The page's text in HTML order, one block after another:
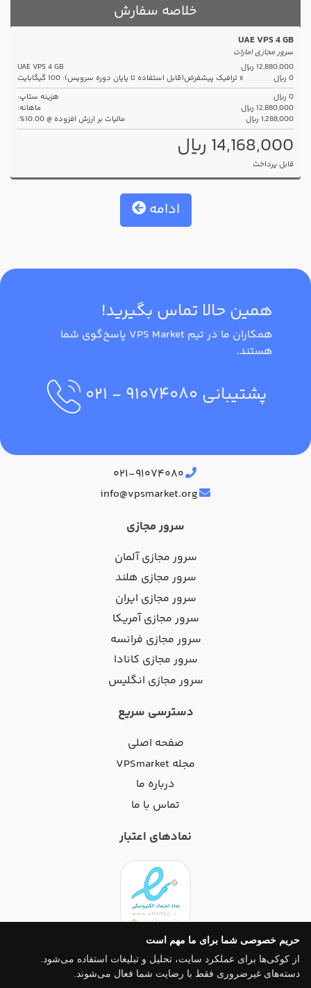
خلاصه سفارش
UAE VPS 4 GB
سرور مجازی امارات
UAE VPS 4 GB
12,880,000 ریال
» ترافیک پیشفرض(قابل استفاده تا پایان دوره سرویس): 100 گیگابایت
0 ریال
هزینه ستاپ:
0 ریال
ماهانه:
12,880,000 ریال
مالیات بر ارزش افزوده @ 10.00%:
1,288,000 ریال
14,168,000 ریال
قابل پرداخت
ادامه
همین حالا تماس بگیرید!
همکاران ما در تیم VPS Market پاسخ‌گوی شما
هستند.
پشتیبانی ۹۱۰۷۴۰۸۰ - ۰۲۱
۰۲۱-۹۱۰۷۴۰۸۰
info@vpsmarket.org
سرور مجازی
سرور مجازی آلمان
سرور مجازی هلند
سرور مجازی ایران
سرور مجازی آمریکا
سرور مجازی فرانسه
سرور مجازی کانادا
سرور مجازی انگلیس
دسترسی سریع
صفحه اصلی
مجله VPSmarket
درباره ما
تماس با ما
نمادهای اعتبار
تمامی خدمات این فروشگاه، دارای مجوزهای لازم از مراجع مربوطه
می‌باشند و فعالیت‌های سایت تابع قوانین و مقررات جمهوری اسلامی
حریم خصوصی شما برای ما مهم است
از کوکی‌ها برای عملکرد سایت، تحلیل و تبلیغات استفاده می‌شود.
دسته‌های غیرضروری فقط با رضایت شما فعال می‌شوند.